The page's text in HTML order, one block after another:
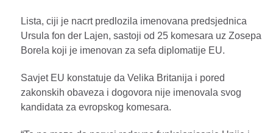
Lista, ciji je nacrt predlozila imenovana predsjednica
Ursula fon der Lajen, sastoji od 25 komesara uz Zosepa
Borela koji je imenovan za sefa diplomatije EU.
Savjet EU konstatuje da Velika Britanija i pored
zakonskih obaveza i dogovora nije imenovala svog
kandidata za evropskog komesara.